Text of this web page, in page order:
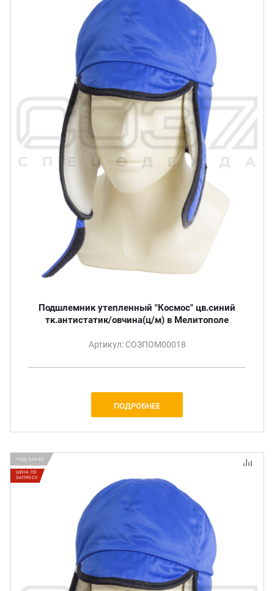
Подшлемник утепленный "Космос" цв.синий
тк.антистатик/овчина(ц/м) в Мелитополе
Артикул: СОЗПОМ00018
ПОДРОБНЕЕ
ПОД ЗАКАЗ
ЦЕНА ПО
ЗАПРОСУ